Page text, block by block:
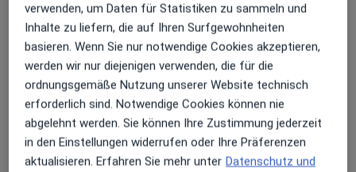
Haarausfall Delmenhorst
Haarausfall Dinslaken
Haarausfall Dippoldiswalde
Haarausfall Dortmund
Haarausfall Dresden
verwenden, um Daten für Statistiken zu sammeln und
Inhalte zu liefern, die auf Ihren Surfgewohnheiten
basieren. Wenn Sie nur notwendige Cookies akzeptieren,
werden wir nur diejenigen verwenden, die für die
ordnungsgemäße Nutzung unserer Website technisch
erforderlich sind. Notwendige Cookies können nie
abgelehnt werden. Sie können Ihre Zustimmung jederzeit
in den Einstellungen widerrufen oder Ihre Präferenzen
aktualisieren. Erfahren Sie mehr unter Datenschutz und